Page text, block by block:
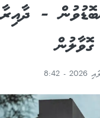
- ދާއިރާ